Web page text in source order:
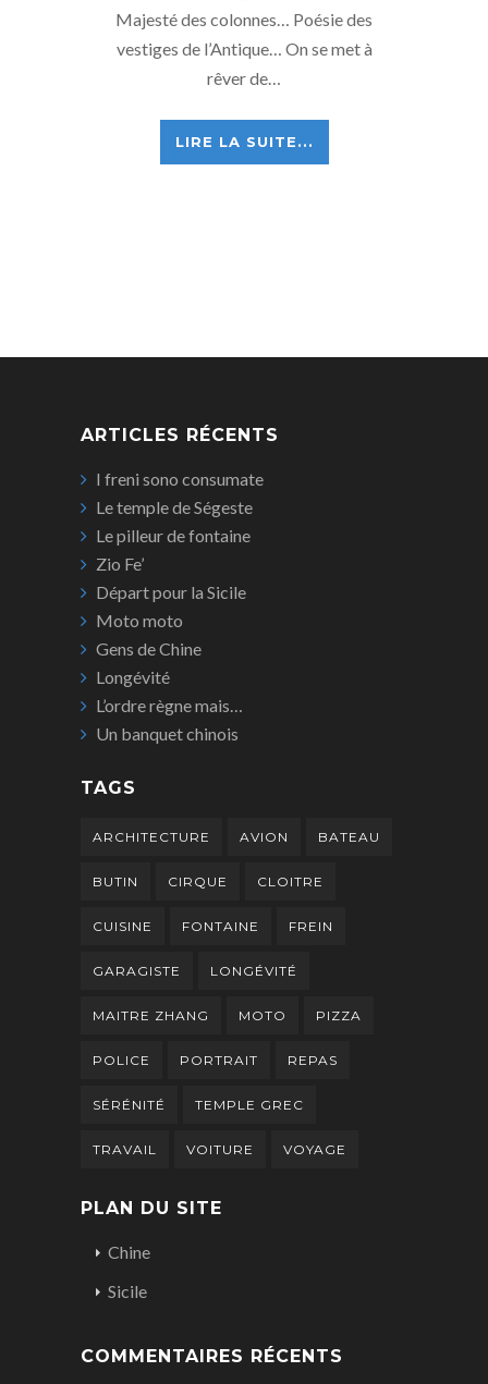
Majesté des colonnes… Poésie des
vestiges de l’Antique… On se met à
rêver de…
LIRE LA SUITE...
ARTICLES RÉCENTS
I freni sono consumate
Le temple de Ségeste
Le pilleur de fontaine
Zio Fe’
Départ pour la Sicile
Moto moto
Gens de Chine
Longévité
L’ordre règne mais…
Un banquet chinois
TAGS
ARCHITECTURE AVION BATEAU
BUTIN CIRQUE CLOITRE
CUISINE FONTAINE FREIN
GARAGISTE LONGÉVITÉ
MAITRE ZHANG MOTO PIZZA
POLICE PORTRAIT REPAS
SÉRÉNITÉ TEMPLE GREC
TRAVAIL VOITURE VOYAGE
PLAN DU SITE
Chine
Sicile
COMMENTAIRES RÉCENTS